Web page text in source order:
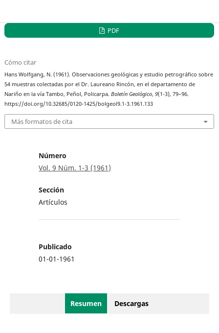
PDF
Cómo citar
Hans Wolfgang, N. (1961). Observaciones geológicas y estudio petrográfico sobre
54 muestras colectadas por el Dr. Laureano Rincón, en el departamento de
Nariño en la vía Tambo, Peñol, Policarpa.Boletín Geológico,9(1-3), 79–96.
https://doi.org/10.32685/0120-1425/bolgeol9.1-3.1961.133
Más formatos de cita
Número
Vol. 9 Núm. 1-3 (1961)
Sección
Artículos
Publicado
01-01-1961
Resumen Descargas